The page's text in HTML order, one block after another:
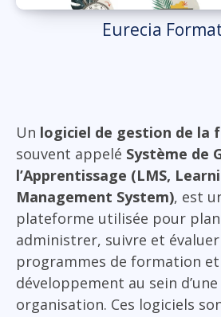
Eurecia
Un logiciel de gestion de la
souvent appelé Système de
l’Apprentissage (LMS,
Management System), est
plateforme utilisée pour
administrer, suivre et
programmes de formation et
développement au sein d’une
organisation. Ces logiciels